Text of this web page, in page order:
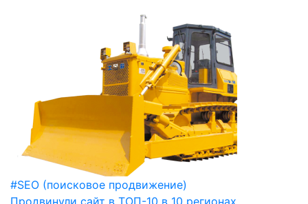
#SEO (поисковое продвижение)
Продвинули сайт в ТОП-10 в 10 регионах